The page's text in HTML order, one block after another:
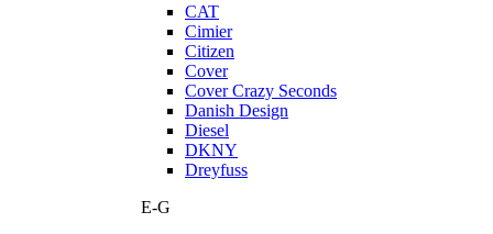
CAT
Cimier
Citizen
Cover
Cover Crazy Seconds
Danish Design
Diesel
DKNY
Dreyfuss
E-G